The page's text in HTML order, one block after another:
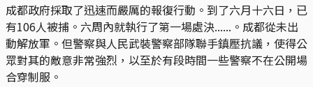
成都政府採取了迅速而嚴厲的報復行動。到了六月十六日，已
有106人被捕。六周內就執行了第一場處決......。成都從未出
動解放軍。但警察與人民武裝警察部隊聯手鎮壓抗議，使得公
眾對其的敵意非常強烈，以至於有段時間一些警察不在公開場
合穿制服。